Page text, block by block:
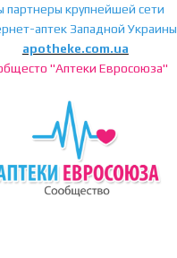
партнеры крупнейшей сети
аптек Западной Украины
apotheke.com.ua
"Аптеки Евросоюза"